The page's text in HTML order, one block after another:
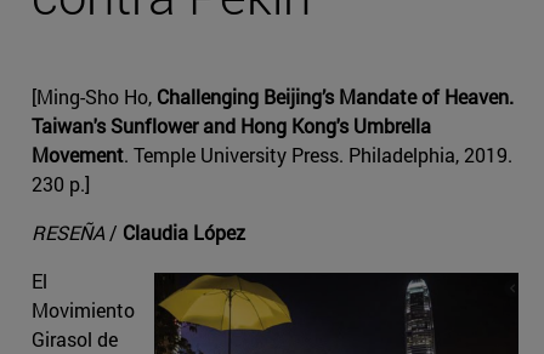
[Ming-Sho Ho, Challenging Beijing’s Mandate of Heaven.
Taiwan's Sunflower and Hong Kong's Umbrella
Movement. Temple University Press. Philadelphia, 2019.
230 p.]
RESEÑA / Claudia López
El
Movimiento
Girasol de